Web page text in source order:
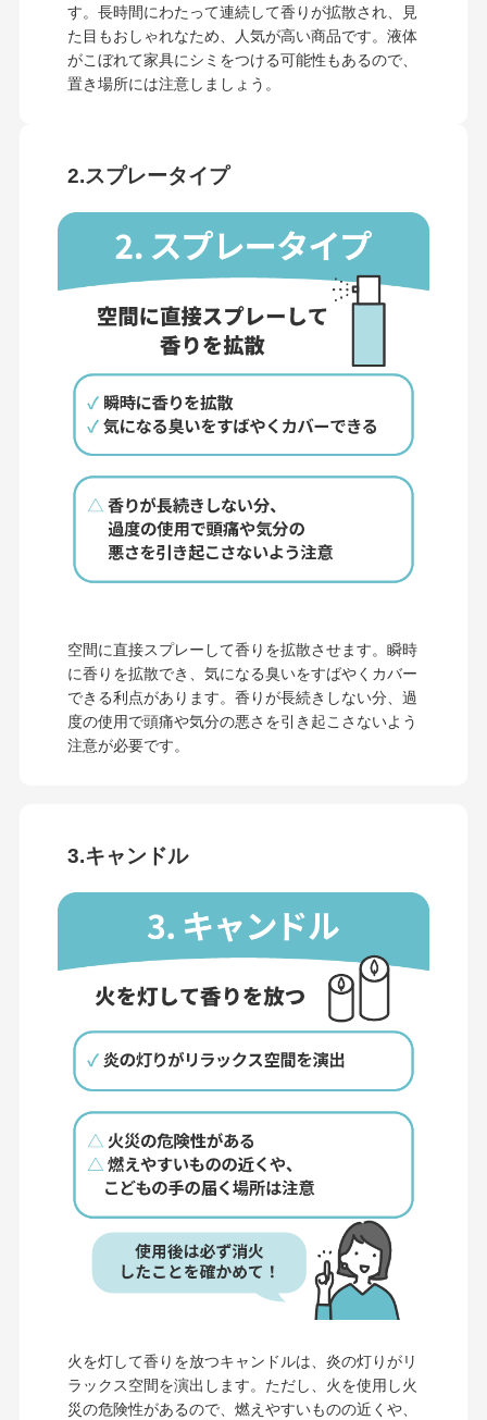
す。長時間にわたって連続して香りが拡散され、見
た目もおしゃれなため、人気が高い商品です。液体
がこぼれて家具にシミをつける可能性もあるので、
置き場所には注意しましょう。
2.スプレータイプ
空間に直接スプレーして香りを拡散させます。瞬時
に香りを拡散でき、気になる臭いをすばやくカバー
できる利点があります。香りが長続きしない分、過
度の使用で頭痛や気分の悪さを引き起こさないよう
注意が必要です。
3.キャンドル
火を灯して香りを放つキャンドルは、炎の灯りがリ
ラックス空間を演出します。ただし、火を使用し火
災の危険性があるので、燃えやすいものの近くや、